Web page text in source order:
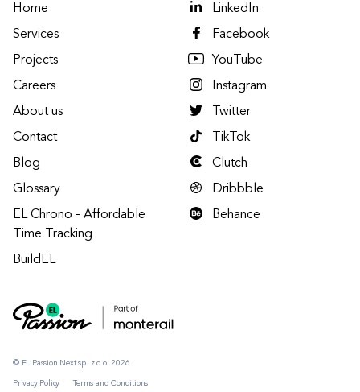
© EL Passion Next sp. z o.o. 2026
Privacy Policy Terms and Conditions
Home
Services
Projects
Careers
About us
Contact
Blog
Glossary
EL Chrono - Affordable
Time Tracking
BuildEL
LinkedIn
Facebook
YouTube
Instagram
Twitter
TikTok
Clutch
Dribbble
Behance